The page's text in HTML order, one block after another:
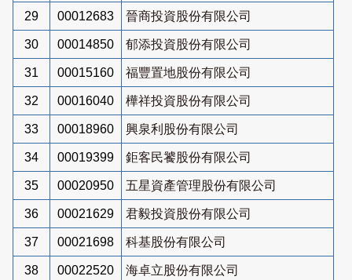
29 00012683 晉商投資股份有限公司
30 00014850 郁添投資股份有限公司
31 00015160 福豐置地股份有限公司
32 00016040 樺祥投資股份有限公司
33 00018960 興泉利股份有限公司
34 00019399 鉅客民饕股份有限公司
35 00020950 五星資產管理股份有限公司
36 00021629 君毅投資股份有限公司
37 00021698 科基股份有限公司
38 00022520 海卓立股份有限公司